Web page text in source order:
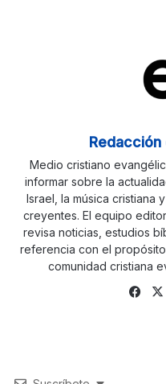
Medio cristiano
informar sobre la
Israel, la música cristiana
creyentes. El equipo
revisa noticias, estudios
referencia con el
comunidad cristiana